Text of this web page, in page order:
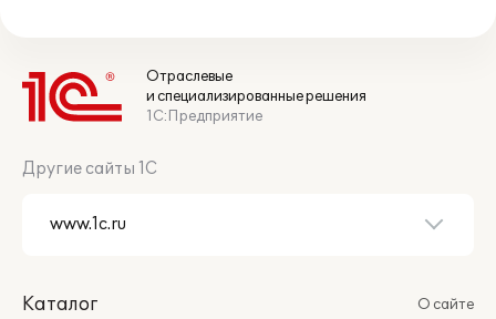
Отраслевые
и специализированные решения
1С:Предприятие
Другие сайты 1С
Каталог
О сайте